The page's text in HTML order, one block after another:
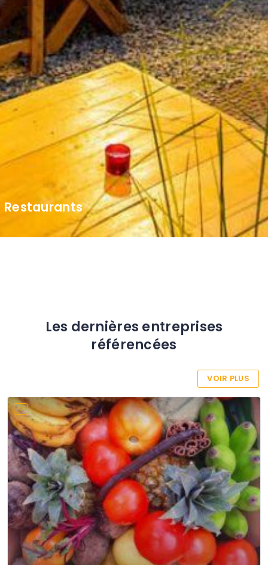
Restaurants
Les dernières entreprises
référencées
VOIR PLUS